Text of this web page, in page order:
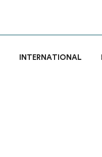
INTERNATIONAL